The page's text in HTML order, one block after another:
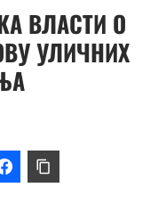
ВЛАСТИ О
УЛИЧНИХ